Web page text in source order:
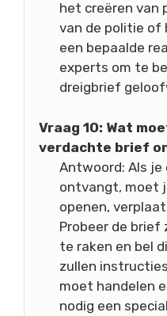
het creëren van
van de politie of
een bepaalde
experts om te
dreigbrief
Vraag 10: Wat
verdachte brief
Antwoord: Als
ontvangt, moet
openen,
Probeer de brief
te raken en bel
zullen
moet handelen
nodig een